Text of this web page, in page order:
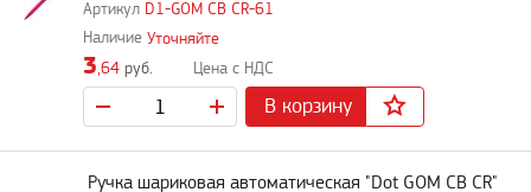
D1-GOM CB CR-61
Уточняйте
3,64 руб.
В корзину
Ручка шариковая автоматическая "Dot GOM CB CR"